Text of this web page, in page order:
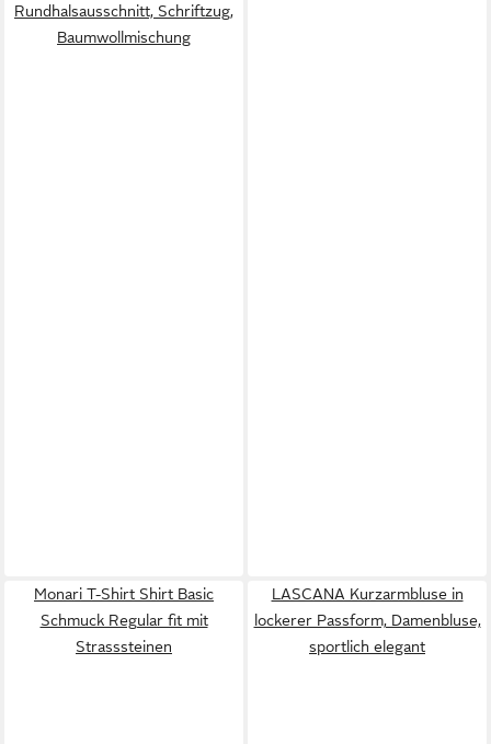
Rundhalsausschnitt, Schriftzug,
Baumwollmischung
Monari T-Shirt Shirt Basic
Schmuck Regular fit mit
Strasssteinen
LASCANA Kurzarmbluse in
lockerer Passform, Damenbluse,
sportlich elegant